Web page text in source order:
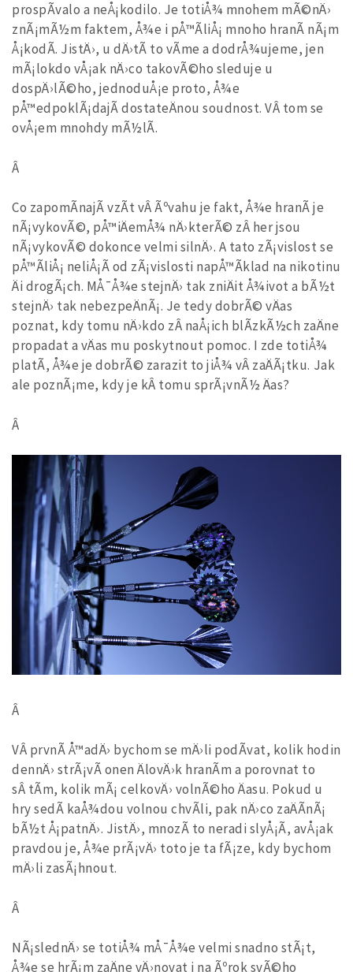
prospÃ­valo a neÅ¡kodilo. Je totiÅ¾ mnohem mÃ©nÄ›
znÃ¡mÃ½m faktem, Å¾e i pÅ™Ã­liÅ¡ mnoho hranÃ­ nÃ¡m
Å¡kodÃ­. JistÄ›, u dÄ›tÃ­ to vÃ­me a dodrÅ¾ujeme, jen
mÃ¡lokdo vÅ¡ak nÄ›co takovÃ©ho sleduje u
dospÄ›lÃ©ho, jednoduÅ¡e proto, Å¾e
pÅ™edpoklÃ¡dajÃ­ dostateÄnou soudnost. VÂ tom se
ovÅ¡em mnohdy mÃ½lÃ­.
Â
Co zapomÃ­najÃ­ vzÃ­t vÂ Ãºvahu je fakt, Å¾e hranÃ­ je
nÃ¡vykovÃ©, pÅ™iÄemÅ¾ nÄ›kterÃ© zÂ her jsou
nÃ¡vykovÃ© dokonce velmi silnÄ›. A tato zÃ¡vislost se
pÅ™Ã­liÅ¡ neliÅ¡Ã­ od zÃ¡vislosti napÅ™Ã­klad na nikotinu
Äi drogÃ¡ch. MÅ¯Å¾e stejnÄ› tak zniÄit Å¾ivot a bÃ½t
stejnÄ› tak nebezpeÄnÃ¡. Je tedy dobrÃ© vÄas
poznat, kdy tomu nÄ›kdo zÂ naÅ¡ich blÃ­zkÃ½ch zaÄne
propadat a vÄas mu poskytnout pomoc. I zde totiÅ¾
platÃ­, Å¾e je dobrÃ© zarazit to jiÅ¾ vÂ zaÄÃ¡tku. Jak
ale poznÃ¡me, kdy je kÂ tomu sprÃ¡vnÃ½ Äas?
Â
Â
VÂ prvnÃ­ Å™adÄ› bychom se mÄ›li podÃ­vat, kolik hodin
dennÄ› strÃ¡vÃ­ onen ÄlovÄ›k hranÃ­m a porovnat to
sÂ tÃ­m, kolik mÃ¡ celkovÄ› volnÃ©ho Äasu. Pokud u
hry sedÃ­ kaÅ¾dou volnou chvÃ­li, pak nÄ›co zaÄÃ­nÃ¡
bÃ½t Å¡patnÄ›. JistÄ›, mnozÃ­ to neradi slyÅ¡Ã­, avÅ¡ak
pravdou je, Å¾e prÃ¡vÄ› toto je ta fÃ¡ze, kdy bychom
mÄ›li zasÃ¡hnout.
Â
NÃ¡slednÄ› se totiÅ¾ mÅ¯Å¾e velmi snadno stÃ¡t,
Å¾e se hrÃ¡m zaÄne vÄ›novat i na Ãºrok svÃ©ho